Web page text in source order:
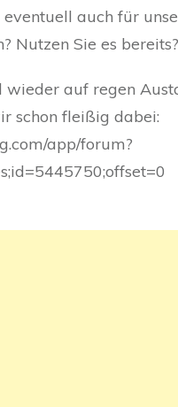
auch für
Nutzen Sie es bereits?
wieder auf regen
schon fleißig dabei:
app/forum?